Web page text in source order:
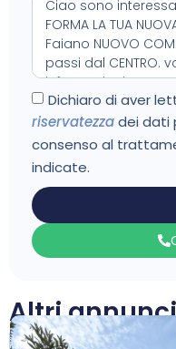
Dichiaro di aver
riservatezzadei dati
consenso al
indicate.
Altri annunci